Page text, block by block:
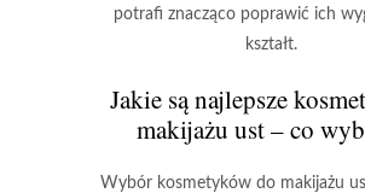
potrafi znacząco poprawić ich
kształt.
Jakie są najlepsze
makijażu ust – co
Wybór kosmetyków do makijażu